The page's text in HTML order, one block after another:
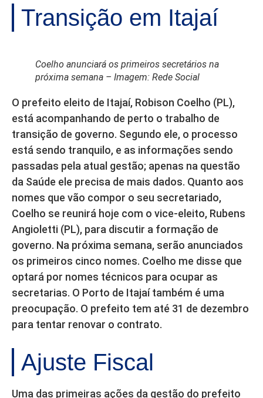
Transição em Itajaí
Coelho anunciará os primeiros secretários na
próxima semana – Imagem: Rede Social
O prefeito eleito de Itajaí, Robison Coelho (PL),
está acompanhando de perto o trabalho de
transição de governo. Segundo ele, o processo
está sendo tranquilo, e as informações sendo
passadas pela atual gestão; apenas na questão
da Saúde ele precisa de mais dados. Quanto aos
nomes que vão compor o seu secretariado,
Coelho se reunirá hoje com o vice-eleito, Rubens
Angioletti (PL), para discutir a formação de
governo. Na próxima semana, serão anunciados
os primeiros cinco nomes. Coelho me disse que
optará por nomes técnicos para ocupar as
secretarias. O Porto de Itajaí também é uma
preocupação. O prefeito tem até 31 de dezembro
para tentar renovar o contrato.
Ajuste Fiscal
Uma das primeiras ações da gestão do prefeito